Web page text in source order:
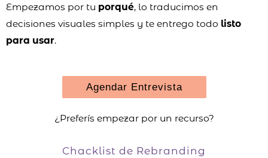
Empezamos por tu porqué, lo traducimos en
decisiones visuales simples y te entrego todo listo
para usar.
Agendar Entrevista
¿Preferís empezar por un recurso?
Chacklist de Rebranding